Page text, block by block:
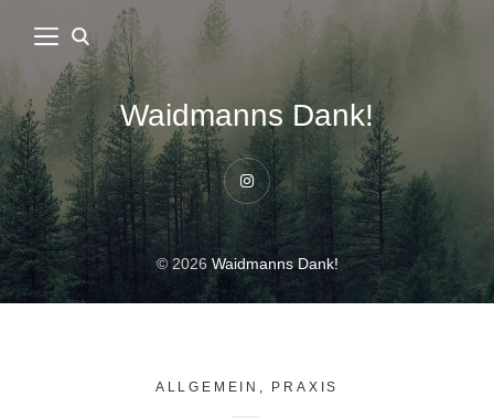
Waidmanns Dank!
Instagram
© 2026Waidmanns Dank!
ALLGEMEIN PRAXIS